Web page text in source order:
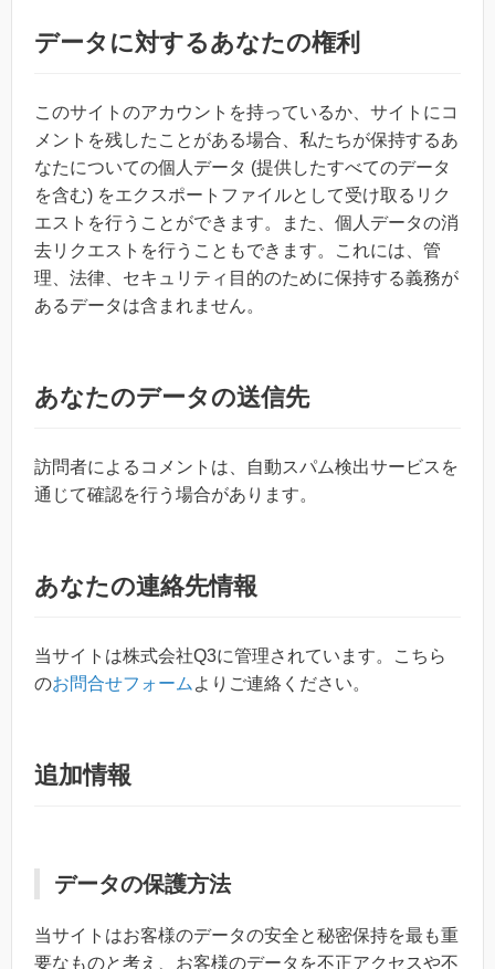
データに対するあなたの権利
このサイトのアカウントを持っているか、サイトにコ
メントを残したことがある場合、私たちが保持するあ
なたについての個人データ (提供したすべてのデータ
を含む) をエクスポートファイルとして受け取るリク
エストを行うことができます。また、個人データの消
去リクエストを行うこともできます。これには、管
理、法律、セキュリティ目的のために保持する義務が
あるデータは含まれません。
あなたのデータの送信先
訪問者によるコメントは、自動スパム検出サービスを
通じて確認を行う場合があります。
あなたの連絡先情報
当サイトは株式会社Q3に管理されています。こちら
のお問合せフォーム よりご連絡ください。
追加情報
データの保護方法
当サイトはお客様のデータの安全と秘密保持を最も重
要なものと考え、お客様のデータを不正アクセスや不